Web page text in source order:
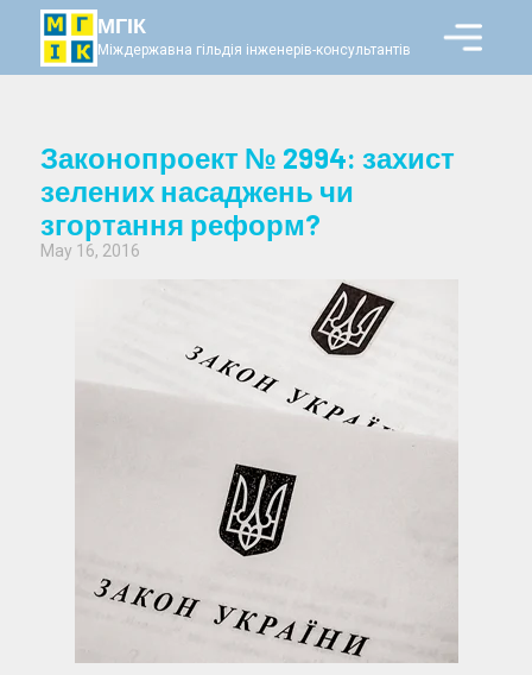
МГІК
Міждержавна гільдія інженерів-консультантів
Законопроект № 2994: захист
зелених насаджень чи
згортання реформ?
May 16, 2016